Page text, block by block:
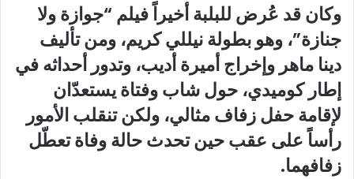
وكان قد عُرض للبلبة أخيراً فيلم “جوازة ولا
جنازة”، وهو بطولة نيللي كريم، ومن تأليف
دينا ماهر وإخراج أميرة أديب، وتدور أحداثه في
إطار كوميدي، حول شاب وفتاة يستعدّان
لإقامة حفل زفاف مثالي، ولكن تنقلب الأمور
رأساً على عقب حين تحدث حالة وفاة تعطّل
زفافهما.